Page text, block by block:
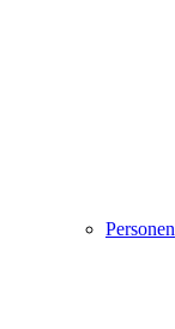
Personen